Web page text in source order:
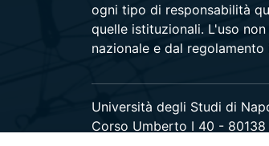
ogni tipo di responsabilità
quelle istituzionali. L'uso
nazionale e dal
Università degli Studi di
Corso Umberto I 40 -